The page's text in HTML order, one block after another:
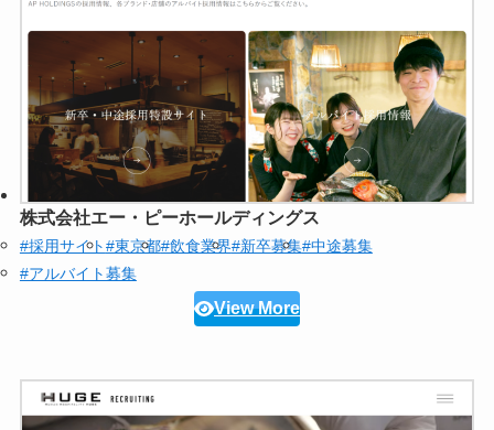
株式会社エー・ピーホールディングス
#採用サイト#東京都#飲食業界#新卒募集#中途募集
#アルバイト募集
View More